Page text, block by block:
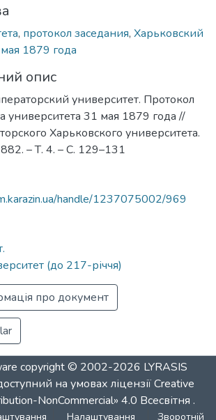
, протокол заседания, Харьковский
1879 года
опис
университет. Протокол
университета 31 мая 1879 года //
Харьковского университета.
– Т. 4. – С. 129–131
handle/1237075002/969
(до 217-річчя)
про документ
copyright © 2002-2026 LYRASIS
на умовах ліцензіїCreative
NonCommercial» 4.0 Всесвітня .
Налаштування Зворотній